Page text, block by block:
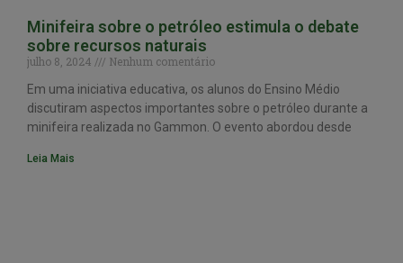
Minifeira sobre o petróleo estimula o debate
sobre recursos naturais
julho 8, 2024
Nenhum comentário
Em uma iniciativa educativa, os alunos do Ensino Médio
discutiram aspectos importantes sobre o petróleo durante a
minifeira realizada no Gammon. O evento abordou desde
Leia Mais